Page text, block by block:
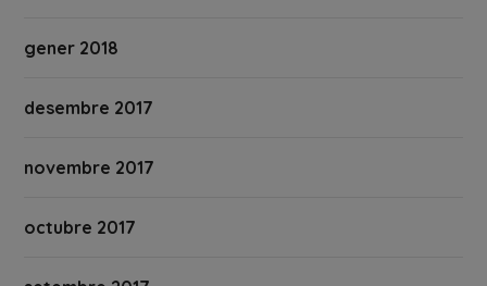
gener 2018
desembre 2017
novembre 2017
octubre 2017